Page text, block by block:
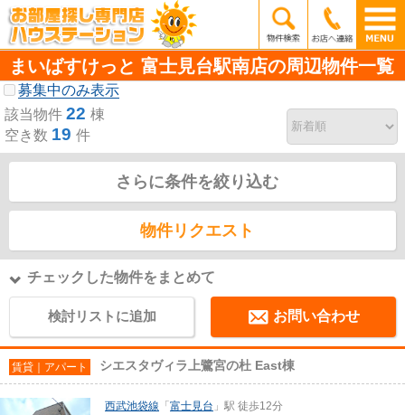
まいばすけっと 富士見台駅南店の周辺物件一覧
募集中のみ表示
該当物件 22 棟
空き数 19 件
さらに条件を絞り込む
物件リクエスト
チェックした物件をまとめて
検討リストに追加 お問い合わせ
賃貸｜アパート シエスタヴィラ上鷺宮の杜 East棟
西武池袋線 「 富士見台 」駅 徒歩12分